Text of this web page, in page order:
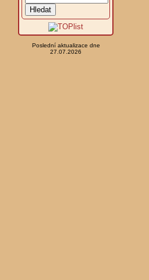
Poslední aktualizace dne
27.07.2026